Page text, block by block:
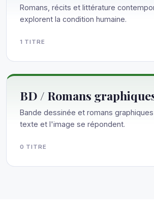
Romans, récits et littérature
explorent la condition humaine.
1 TITRE
BD / Romans
Bande dessinée et romans
texte et l'image se répondent.
0 TITRE